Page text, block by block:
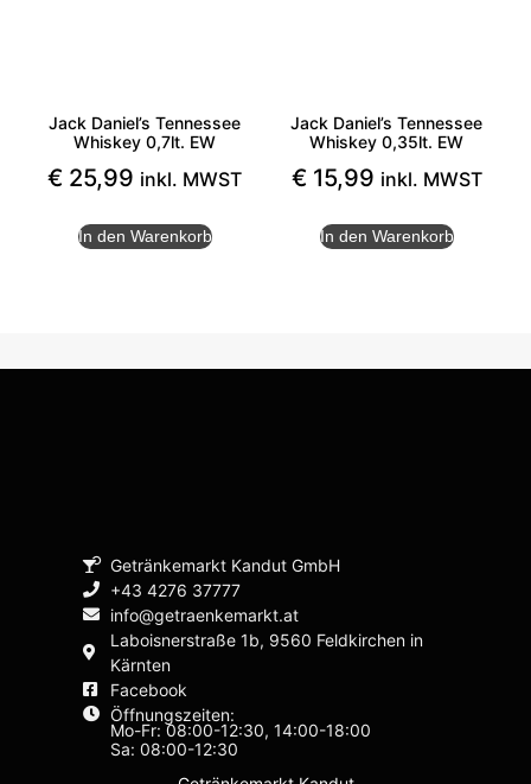
Jack Daniel’s Tennessee
Whiskey 0,7lt. EW
€ 25,99 inkl. MWST
In den Warenkorb
Jack Daniel’s Tennessee
Whiskey 0,35lt. EW
€ 15,99 inkl. MWST
In den Warenkorb
Getränkemarkt Kandut GmbH
+43 4276 37777
info@getraenkemarkt.at
Laboisnerstraße 1b, 9560 Feldkirchen in
Kärnten
Facebook
Öffnungszeiten:
Mo-Fr: 08:00-12:30, 14:00-18:00
Sa: 08:00-12:30